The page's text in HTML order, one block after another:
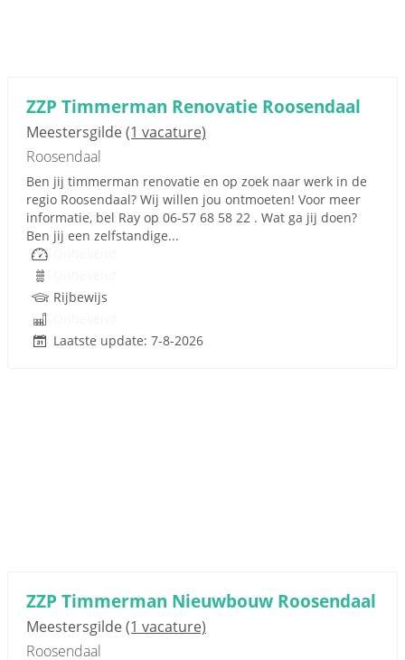
ZZP Timmerman Renovatie Roosendaal
Meestersgilde(1 vacature)
Roosendaal
Ben jij timmerman renovatie en op zoek naar werk in de
regio Roosendaal? Wij willen jou ontmoeten! Voor meer
informatie, bel Ray op 06-57 68 58 22 . Wat ga jij doen?
Ben jij een zelfstandige...
Rijbewijs
Laatste update: 7-8-2026
ZZP Timmerman Nieuwbouw Roosendaal
Meestersgilde(1 vacature)
Roosendaal